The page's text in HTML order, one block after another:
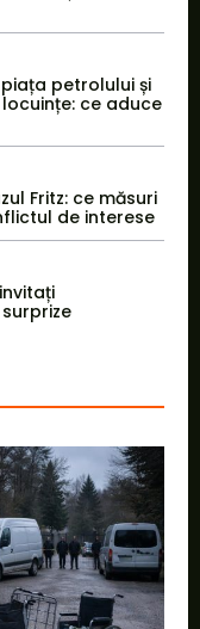
petrolului și
ce aduce
Fritz: ce măsuri
de interese